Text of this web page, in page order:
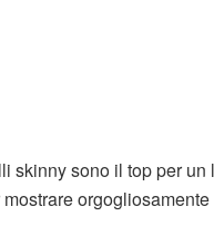
skinny sono il top per un
mostrare